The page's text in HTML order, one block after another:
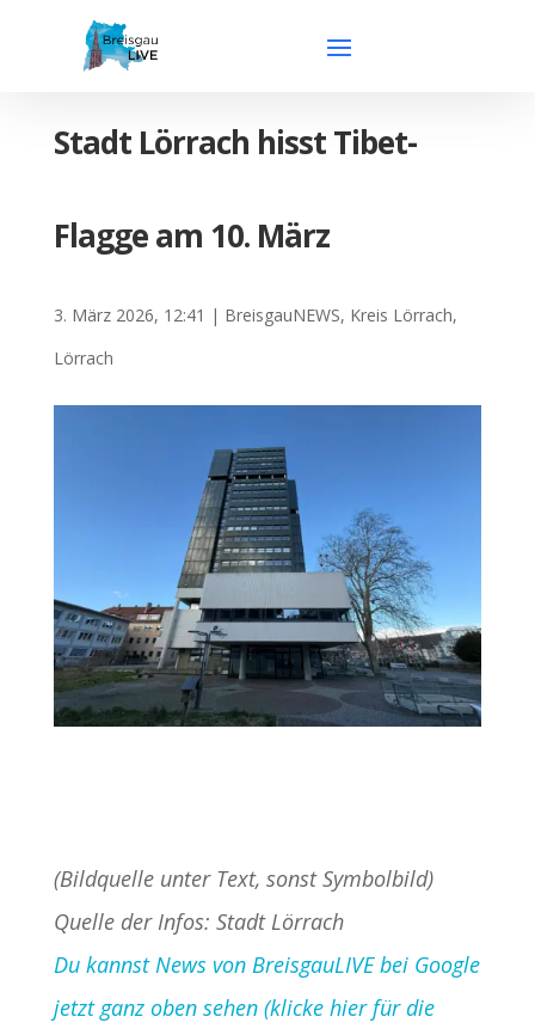
Stadt Lörrach hisst Tibet-
Flagge am 10. März
3. März 2026, 12:41 | BreisgauNEWS, Kreis Lörrach,
Lörrach
(Bildquelle unter Text, sonst Symbolbild)
Quelle der Infos: Stadt Lörrach
Du kannst News von BreisgauLIVE bei Google
jetzt ganz oben sehen (klicke hier für die